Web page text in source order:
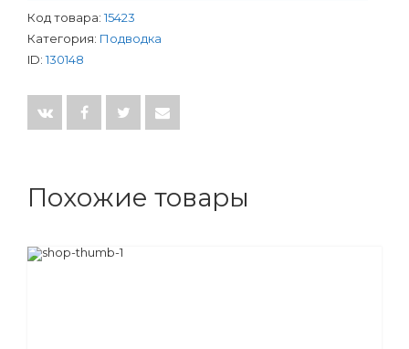
Код товара: 15423
Категория: Подводка
ID: 130148
Похожие товары